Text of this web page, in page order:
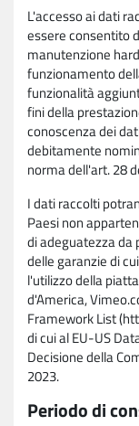
L'accesso ai dati
essere consentito
manutenzione
funzionamento
funzionalità
fini della
conoscenza dei
debitamente
norma dell'art. 28
I dati raccolti
Paesi non
di adeguatezza da
delle garanzie di
l'utilizzo della
d'America,
Framework List
di cui al EU-US
Decisione della
2023.
Periodo di